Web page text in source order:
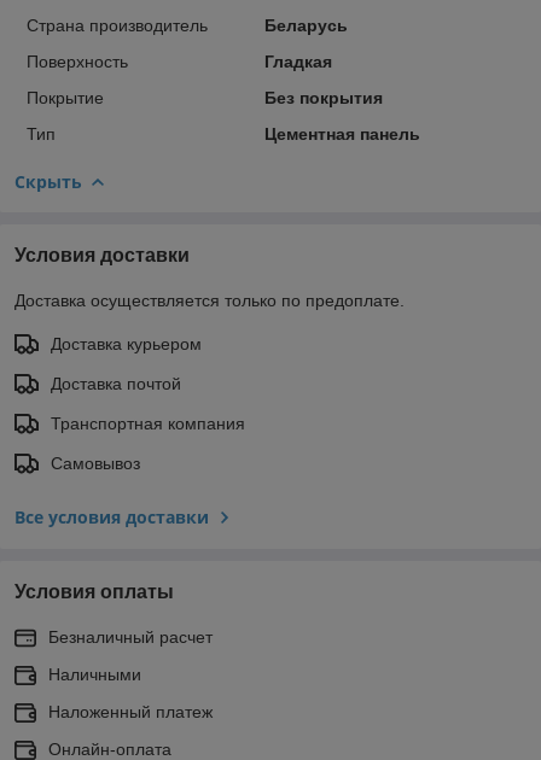
Страна производитель
Беларусь
Поверхность
Гладкая
Покрытие
Без покрытия
Тип
Цементная панель
Скрыть
Условия доставки
Доставка осуществляется только по предоплате.
Доставка курьером
Доставка почтой
Транспортная компания
Самовывоз
Все условия доставки
Условия оплаты
Безналичный расчет
Наличными
Наложенный платеж
Онлайн-оплата